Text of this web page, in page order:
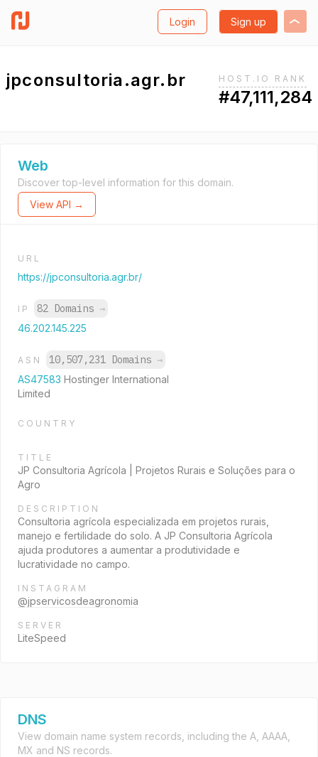
Login Sign up
jpconsultoria.agr.br HOST.IO RANK
#47,111,284
Web
Discover top-level information for this domain.
View API →
URL
https://jpconsultoria.agr.br/
IP 82 Domains →
46.202.145.225
ASN 10,507,231 Domains →
AS47583 Hostinger International
Limited
COUNTRY
TITLE
JP Consultoria Agrícola | Projetos Rurais e Soluções para o
Agro
DESCRIPTION
Consultoria agrícola especializada em projetos rurais,
manejo e fertilidade do solo. A JP Consultoria Agrícola
ajuda produtores a aumentar a produtividade e
lucratividade no campo.
INSTAGRAM
@jpservicosdeagronomia
SERVER
LiteSpeed
DNS
View domain name system records, including the A, AAAA,
MX and NS records.